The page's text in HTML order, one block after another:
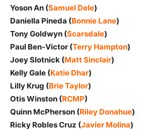
Yoson An (Samuel Dele)
Daniella Pineda (Bonnie Lane)
Tony Goldwyn (Scarsdale)
Paul Ben-Victor (Terry Hampton)
Joey Slotnick (Matt Sinclair)
Kelly Gale (Katie Dhar)
Lilly Krug (Brie Taylor)
Otis Winston (RCMP)
Quinn McPherson (Riley Donahue)
Ricky Robles Cruz (Javier Molina)